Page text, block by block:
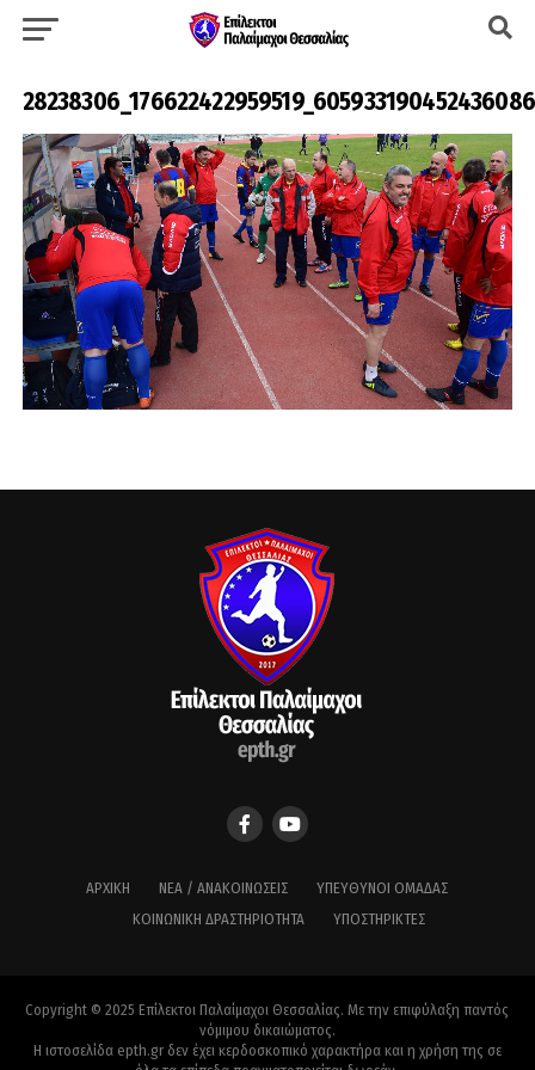
ΑΡΧΙΚΉ ΝΈΑ / ΑΝΑΚΟΙΝΏΣΕΙΣ
ΥΠΕΎΘΥΝΟΙ ΟΜΆΔΑΣ
ΚΟΙΝΩΝΙΚΉ ΔΡΑΣΤΗΡΙΌΤΗΤΑ
ΥΠΟΣΤΗΡΙΚΤΈΣ
Copyright © 2025 Επίλεκτοι Παλαίμαχοι Θεσσαλίας. Με την επιφύλαξη παντός
νόμιμου δικαιώματος.
Η ιστοσελίδα epth.gr δεν έχει κερδοσκοπικό χαρακτήρα και η χρήση της σε